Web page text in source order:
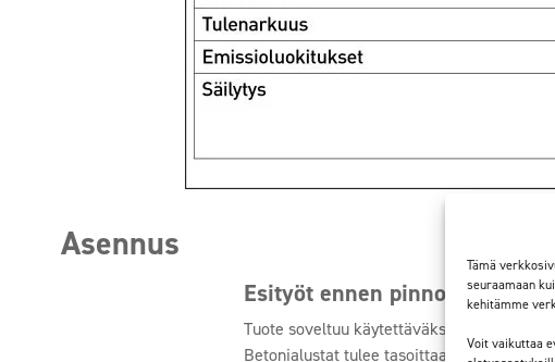
Tämä
seuraamaan
kehitämme
Voit vaikuttaa
Asennus
Esityöt ennen pinnoituksen
Tuote soveltuu käytettäväksi useimmilla
Betonialustat tulee tasoittaa ensin